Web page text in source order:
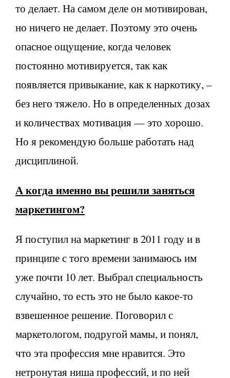
то делает. На самом деле он мотивирован,
но ничего не делает. Поэтому это очень
опасное ощущение, когда человек
постоянно мотивируется, так как
появляется привыкание, как к наркотику, –
без него тяжело. Но в определенных дозах
и количествах мотивация — это хорошо.
Но я рекомендую больше работать над
дисциплиной.
А когда именно вы решили заняться
маркетингом?
Я поступил на маркетинг в 2011 году и в
принципе с того времени занимаюсь им
уже почти 10 лет. Выбрал специальность
случайно, то есть это не было какое-то
взвешенное решение. Поговорил с
маркетологом, подругой мамы, и понял,
что эта профессия мне нравится. Это
нетронутая ниша профессий, и по ней